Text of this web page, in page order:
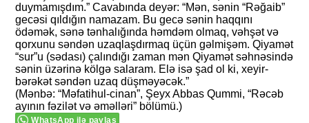
duymamışdım.” Cavabında deyər: “Mən, sənin “Rəğaib”
gecəsi qıldığın namazam. Bu gecə sənin haqqını
ödəmək, sənə tənhalığında həmdəm olmaq, vəhşət və
qorxunu səndən uzaqlaşdırmaq üçün gəlmişəm. Qiyamət
“sur”u (sədası) çalındığı zaman mən Qiyamət səhnəsində
sənin üzərinə kölgə salaram. Elə isə şad ol ki, xeyir-
bərəkət səndən uzaq düşməyəcək.”
(Mənbə: “Məfatihul-cinan”, Şeyx Abbas Qummi, “Rəcəb
ayının fəzilət və əməlləri” bölümü.)
WhatsApp ilə paylaş